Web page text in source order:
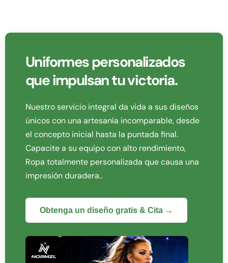
Uniformes personalizados
que impulsan tu victoria.
Nuestro servicio integral da vida a sus diseños
únicos con una artesanía incomparable, desde
el concepto inicial hasta la puntada final.
Capacite a su equipo con alto rendimiento,
Ropa totalmente personalizada que causa una
impresión duradera..
Obtenga un diseño gratis & Cita →